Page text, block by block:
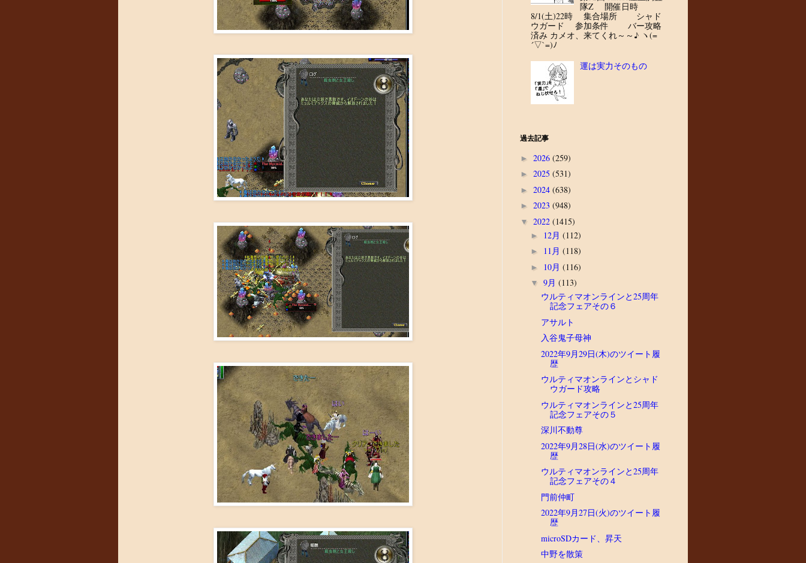
隊Z 開催日時
8/1(土)22時 集合場所 シャド
ウガード 参加条件 バー攻略
済み カメオ、来てくれ～～♪ ヽ(=
´▽`=)ﾉ
運は実力そのもの
過去記事
► 2026 (259)
► 2025 (531)
► 2024 (638)
► 2023 (948)
▼ 2022 (1415)
► 12月 (112)
► 11月 (118)
► 10月 (116)
▼ 9月 (113)
ウルティマオンラインと25周年
記念フェアその６
アサルト
入谷鬼子母神
2022年9月29日(木)のツイート履
歴
ウルティマオンラインとシャド
ウガード攻略
ウルティマオンラインと25周年
記念フェアその５
深川不動尊
2022年9月28日(水)のツイート履
歴
ウルティマオンラインと25周年
記念フェアその４
門前仲町
2022年9月27日(火)のツイート履
歴
microSDカード、昇天
中野を散策